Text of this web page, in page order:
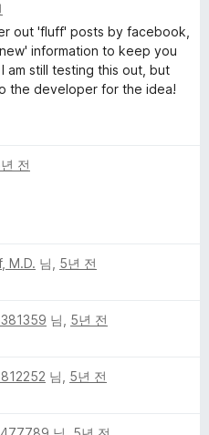
out 'fluff' posts by facebook,
information to keep you
still testing this out, but
the developer for the idea!
전
M.D. 님, 5년 전
님, 5년 전
님, 5년 전